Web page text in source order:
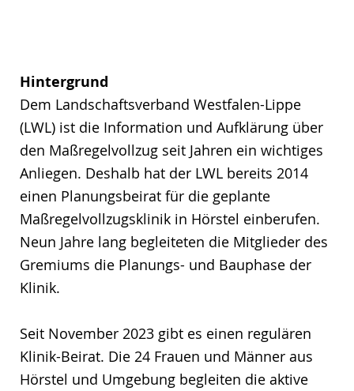
Hintergrund
Dem Landschaftsverband Westfalen-Lippe
(LWL) ist die Information und Aufklärung über
den Maßregelvollzug seit Jahren ein wichtiges
Anliegen. Deshalb hat der LWL bereits 2014
einen Planungsbeirat für die geplante
Maßregelvollzugsklinik in Hörstel einberufen.
Neun Jahre lang begleiteten die Mitglieder des
Gremiums die Planungs- und Bauphase der
Klinik.
Seit November 2023 gibt es einen regulären
Klinik-Beirat. Die 24 Frauen und Männer aus
Hörstel und Umgebung begleiten die aktive